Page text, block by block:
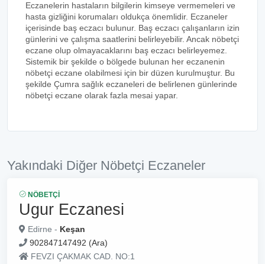
Eczanelerin hastaların bilgilerin kimseye vermemeleri ve
hasta gizliğini korumaları oldukça önemlidir. Eczaneler
içerisinde baş eczacı bulunur. Baş eczacı çalışanların izin
günlerini ve çalışma saatlerini belirleyebilir. Ancak nöbetçi
eczane olup olmayacaklarını baş eczacı belirleyemez.
Sistemik bir şekilde o bölgede bulunan her eczanenin
nöbetçi eczane olabilmesi için bir düzen kurulmuştur. Bu
şekilde Çumra sağlık eczaneleri de belirlenen günlerinde
nöbetçi eczane olarak fazla mesai yapar.
Yakındaki Diğer Nöbetçi Eczaneler
NÖBETÇI
Ugur Eczanesi
Edirne - Keşan
902847147492 (Ara)
FEVZI ÇAKMAK CAD. NO:1